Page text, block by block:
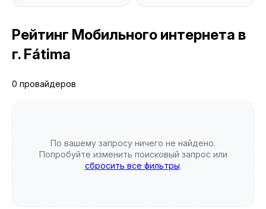
Рейтинг Мобильного интернета в
г. Fátima
0 провайдеров
По вашему запросу ничего не найдено.
Попробуйте изменить поисковый запрос или
сбросить все фильтры.